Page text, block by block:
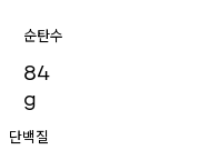
순탄수
84
g
단백질